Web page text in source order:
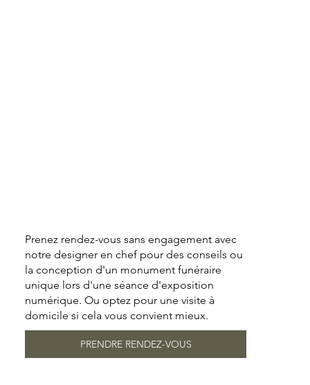
Prenez rendez-vous sans engagement avec
notre designer en chef pour des conseils ou
la conception d'un monument funéraire
unique lors d'une séance d'exposition
numérique. Ou optez pour une visite à
domicile si cela vous convient mieux.
PRENDRE RENDEZ-VOUS